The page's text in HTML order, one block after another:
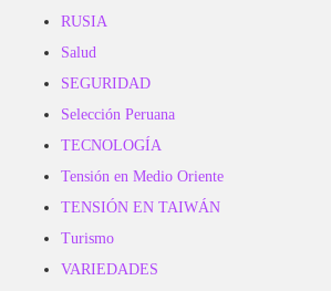
RUSIA
Salud
SEGURIDAD
Selección Peruana
TECNOLOGÍA
Tensión en Medio Oriente
TENSIÓN EN TAIWÁN
Turismo
VARIEDADES